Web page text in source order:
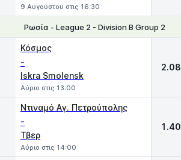
9 Αυγούστου στις 16:30
Ρωσία - League 2 - Division B Group 2
Κόσμος
-
Iskra Smolensk
Αύριο στις 13:00
2.08
Ντιναμό Αγ. Πετρούπολης
-
Τβερ
Αύριο στις 14:00
1.40